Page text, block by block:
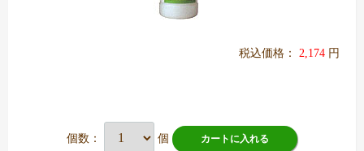
税込価格： 2,174 円
個数： 個 カートに入れる